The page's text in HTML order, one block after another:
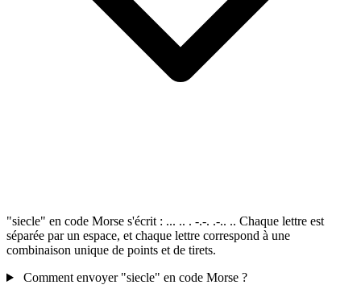
"siecle" en code Morse s'écrit : ... .. . -.-. .-.. .. Chaque lettre est
séparée par un espace, et chaque lettre correspond à une
combinaison unique de points et de tirets.
Comment envoyer "siecle" en code Morse ?